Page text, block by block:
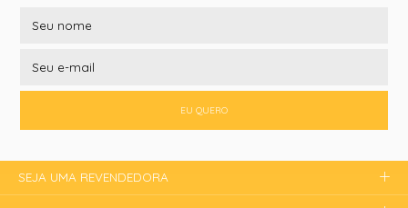
EU QUERO
SEJA UMA REVENDEDORA